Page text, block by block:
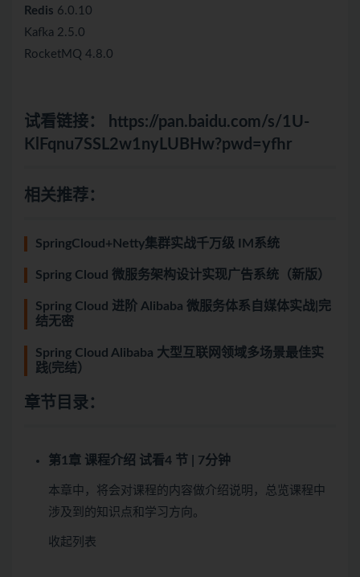
Redis 6.0.10
Kafka 2.5.0
RocketMQ 4.8.0
试看链接：
https://pan.baidu.com/s/1U-
KlFqnu7SSL2w1nyLUBHw?pwd=yfhr
相关推荐：
SpringCloud+Netty集群实战千万级 IM系统
Spring Cloud 微服务架构设计实现广告系统（新版）
Spring Cloud 进阶 Alibaba 微服务体系自媒体实战|完
结无密
Spring Cloud Alibaba 大型互联网领域多场景最佳实
践(完结）
章节目录：
第1章 课程介绍 试看4 节 | 7分钟
本章中，将会对课程的内容做介绍说明，总览课程中
涉及到的知识点和学习方向。
收起列表